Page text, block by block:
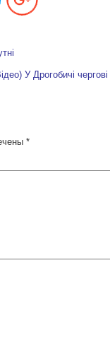
У Дрогобичі
*